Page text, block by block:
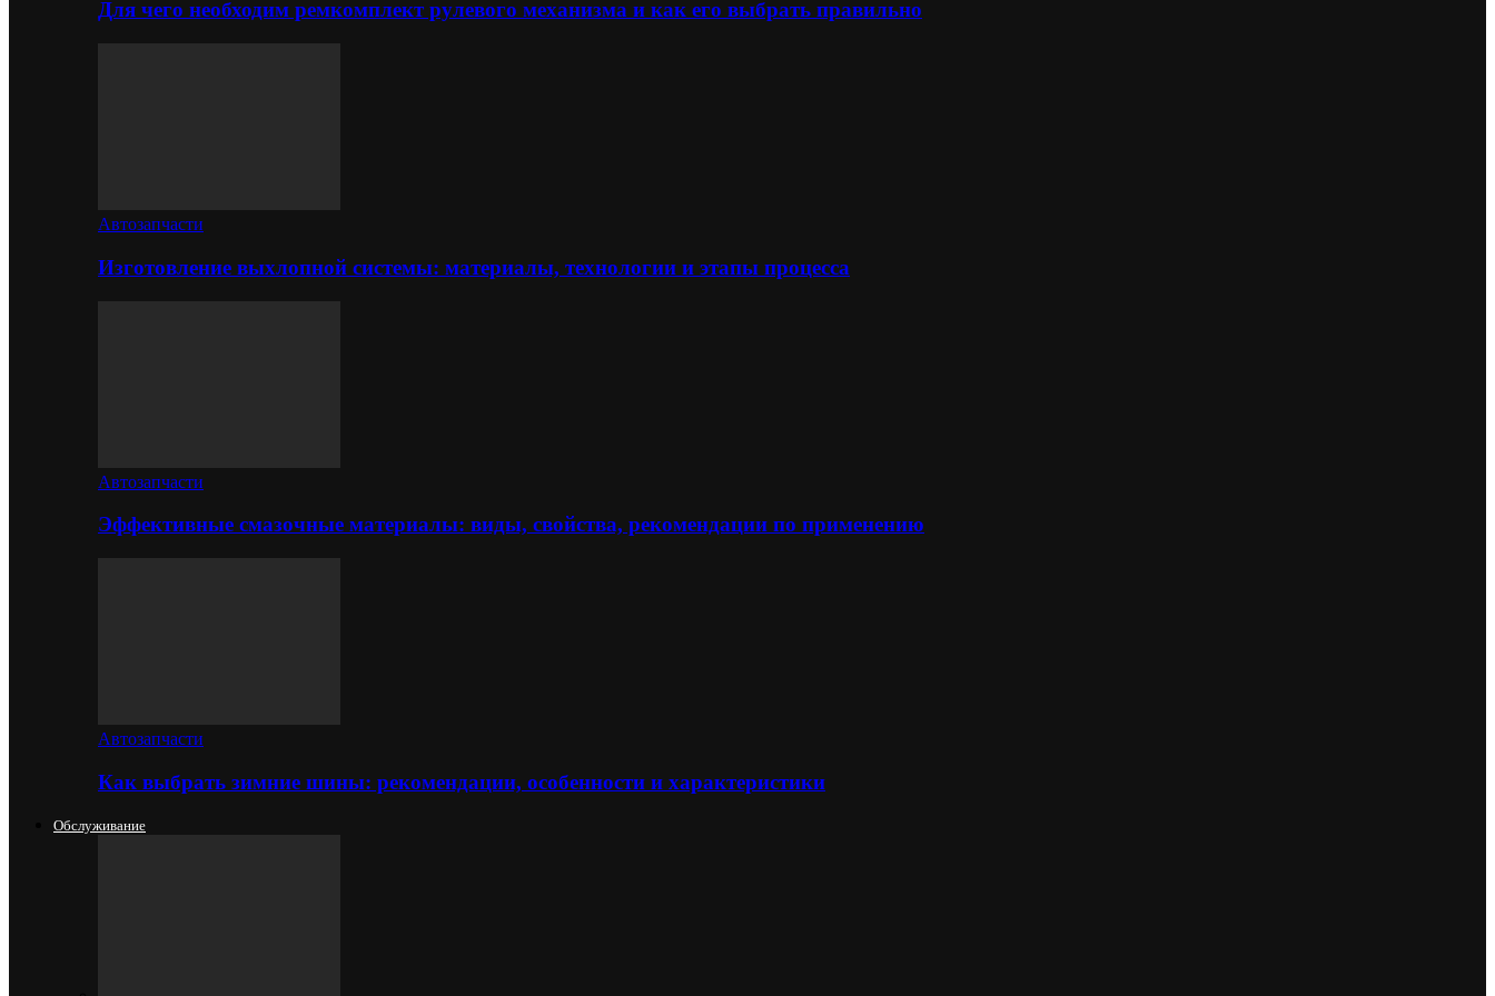
Для чего необходим ремкомплект рулевого механизма и как его выбрать правильно
Автозапчасти
Изготовление выхлопной системы: материалы, технологии и этапы процесса
Автозапчасти
Эффективные смазочные материалы: виды, свойства, рекомендации по применению
Автозапчасти
Как выбрать зимние шины: рекомендации, особенности и характеристики
Обслуживание